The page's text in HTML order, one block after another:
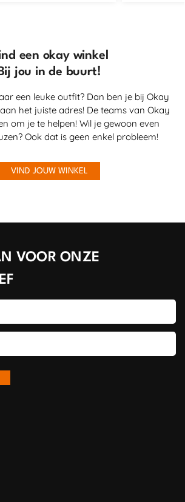
een okay winkel
jou in de buurt!
een leuke outfit? Dan ben je bij Okay
het juiste adres! De teams van Okay
om je te helpen! Wil je gewoon even
Ook dat is geen enkel probleem!
VIND JOUW WINKEL
VOOR ONZE